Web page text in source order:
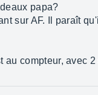
papa?
sur AF. Il paraît
compteur, avec